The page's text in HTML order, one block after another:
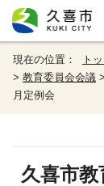
現在の位置： ト
> 教育委員会会議 >
月定例会
久喜市